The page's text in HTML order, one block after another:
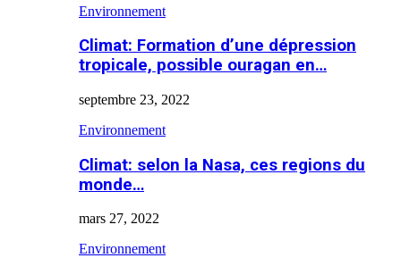
Environnement
Climat: Formation d’une dépression
tropicale, possible ouragan en…
septembre 23, 2022
Environnement
Climat: selon la Nasa, ces regions du
monde…
mars 27, 2022
Environnement